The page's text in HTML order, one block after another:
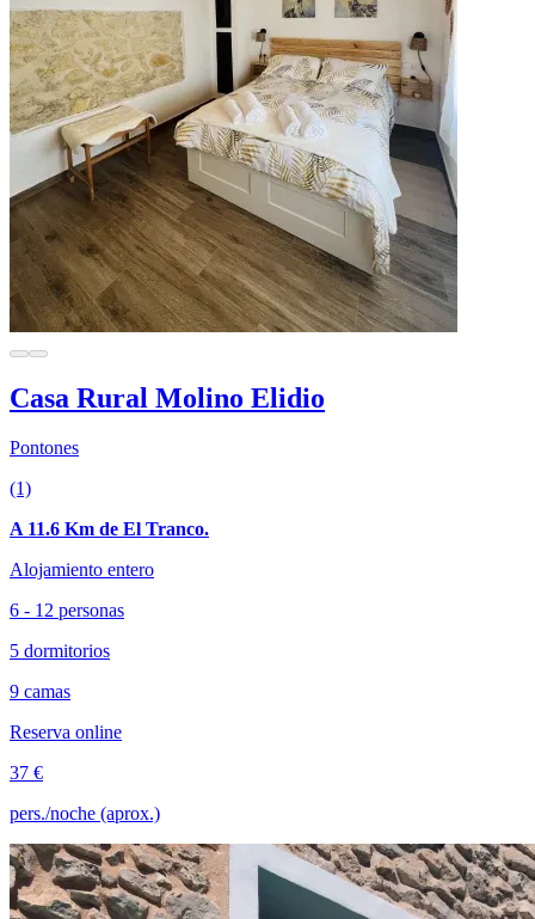
Casa Rural Molino Elidio
Pontones
(1)
A 11.6 Km de El Tranco.
Alojamiento entero
6 - 12 personas
5 dormitorios
9 camas
Reserva online
37 €
pers./noche (aprox.)